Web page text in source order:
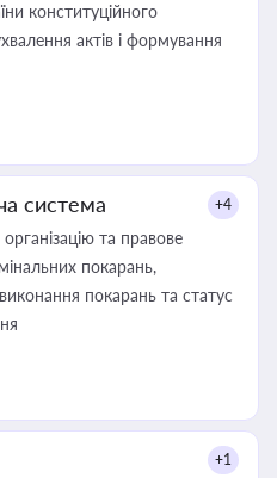
конституційного
актів і формування
система +4
та правове
покарань,
виконання покарань та статус
+1